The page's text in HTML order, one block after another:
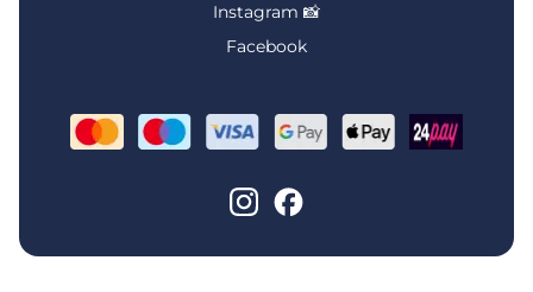
Instagram 📸
Facebook